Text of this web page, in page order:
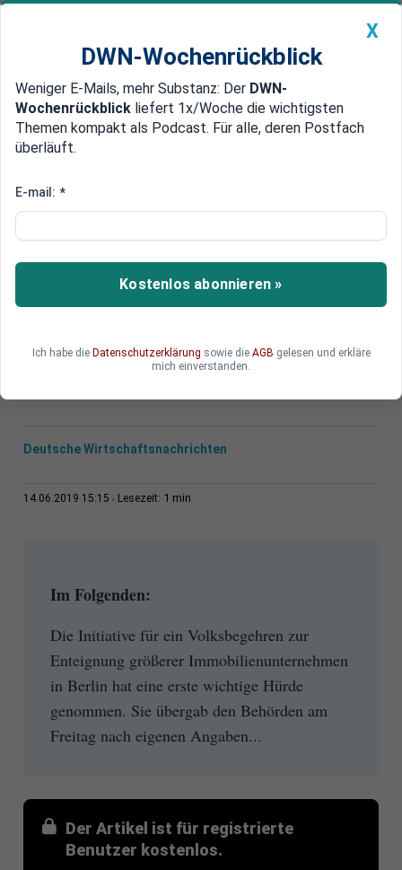
Newsticker MEIN DWN: Geldanlage Premium
Edelmetalle DWN-Magazin China
Deutsche Wohnen im Fokus
Berlin: Initiative für Enteignung
großer Immobilieninvestoren
nimmt erste Hürde
In Berlin hat eine Unterschriften-Initiative für ein
Immobiliengesellschaften die erste
bürokratische Hürde genommen.
Deutsche Wirtschaftsnachrichten
14.06.2019 15:15 Lesezeit: 1 min
Im Folgenden:
Die Initiative für ein Volksbegehren zur
Enteignung größerer Immobilienunternehmen
in Berlin hat eine erste wichtige Hürde
genommen. Sie übergab den Behörden am
Freitag nach eigenen Angaben...
Der Artikel ist für registrierte
Benutzer kostenlos.
X
DWN-Wochenrückblick
Weniger E-Mails, mehr Substanz: Der DWN-
Wochenrückblick liefert 1x/Woche die wichtigsten
Themen kompakt als Podcast. Für alle, deren Postfach
überläuft.
E-mail: *
Kostenlos abonnieren »
Ich habe die Datenschutzerklärung sowie die AGB gelesen und erkläre
mich einverstanden.